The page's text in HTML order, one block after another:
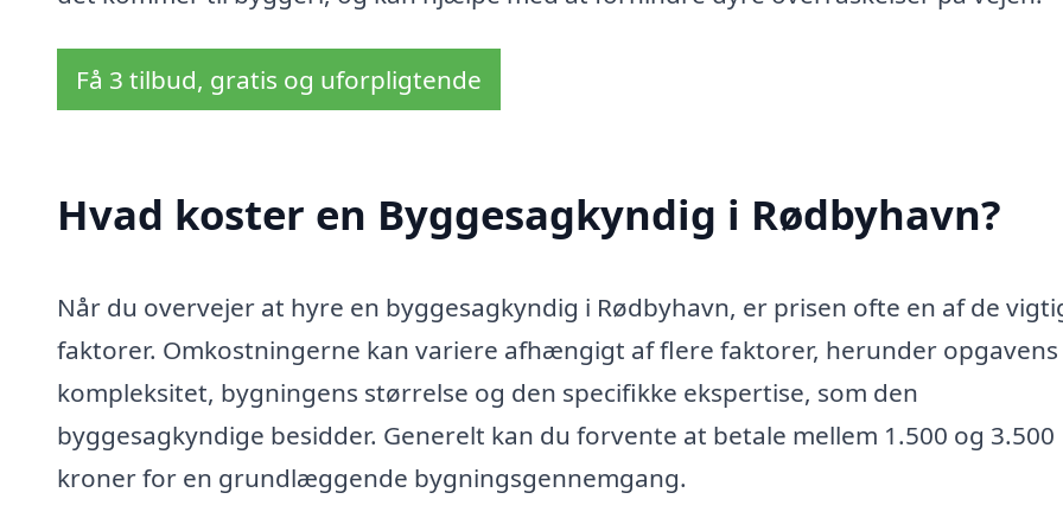
Få 3 tilbud, gratis og uforpligtende
Hvad koster en Byggesagkyndig i Rødbyhavn?
Når du overvejer at hyre en byggesagkyndig i Rødbyhavn, er prisen ofte en af de
faktorer. Omkostningerne kan variere afhængigt af flere faktorer, herunder opgavens
kompleksitet, bygningens størrelse og den specifikke ekspertise, som den
byggesagkyndige besidder. Generelt kan du forvente at betale mellem 1.500 og 3.500
kroner for en grundlæggende bygningsgennemgang.